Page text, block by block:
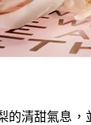
的清甜氣息